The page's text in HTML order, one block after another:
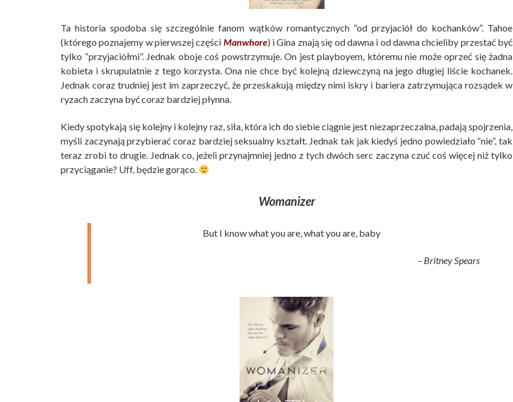
Ta historia spodoba się szczególnie fanom wątków romantycznych “od przyjaciół do kochanków”. Tahoe
(którego poznajemy w pierwszej części Manwhore) i Gina znają się od dawna i od dawna chcieliby przestać być
tylko “przyjaciółmi”. Jednak oboje coś powstrzymuje. On jest playboyem, któremu nie może oprzeć się żadna
kobieta i skrupulatnie z tego korzysta. Ona nie chce być kolejną dziewczyną na jego długiej liście kochanek.
Jednak coraz trudniej jest im zaprzeczyć, że przeskakują między nimi iskry i bariera zatrzymująca rozsądek w
ryzach zaczyna być coraz bardziej płynna.
Kiedy spotykają się kolejny i kolejny raz, siła, która ich do siebie ciągnie jest niezaprzeczalna, padają spojrzenia,
myśli zaczynają przybierać coraz bardziej seksualny kształt. Jednak tak jak kiedyś jedno powiedziało “nie”, tak
teraz zrobi to drugie. Jednak co, jeżeli przynajmniej jedno z tych dwóch serc zaczyna czuć coś więcej niż tylko
przyciąganie? Uff, będzie gorąco.
Womanizer
But I know what you are, what you are, baby
– Britney Spears